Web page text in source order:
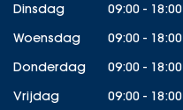
Dinsdag
09:00 - 18:00
Woensdag
09:00 - 18:00
Donderdag
09:00 - 18:00
Vrijdag
09:00 - 18:00